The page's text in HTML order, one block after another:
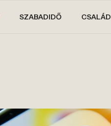
SZABADIDŐ CSALÁD